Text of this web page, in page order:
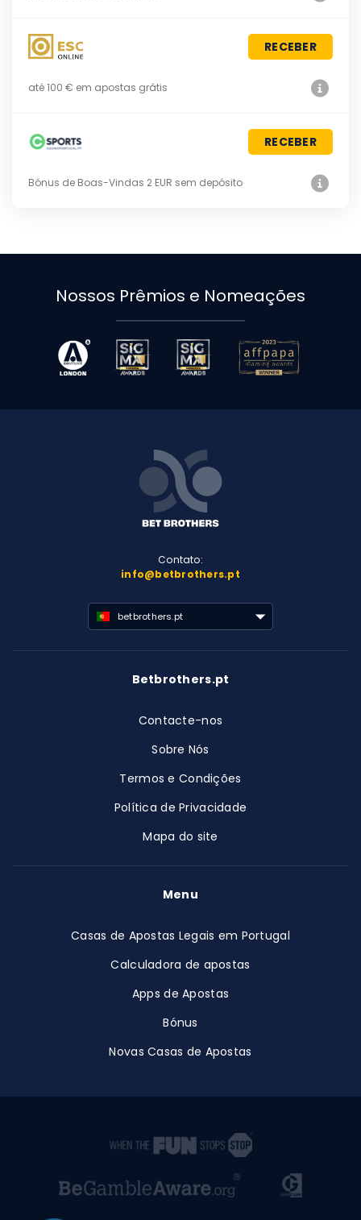
RECEBER
até 100 € em apostas grátis
RECEBER
Bónus de Boas-Vindas 2 EUR sem depósito
Nossos Prêmios e Nomeações
Contato:
info@betbrothers.pt
betbrothers.pt
Betbrothers.pt
Contacte-nos
Sobre Nós
Termos e Condições
Política de Privacidade
Mapa do site
Menu
Casas de Apostas Legais em Portugal
Calculadora de apostas
Apps de Apostas
Bónus
Novas Casas de Apostas